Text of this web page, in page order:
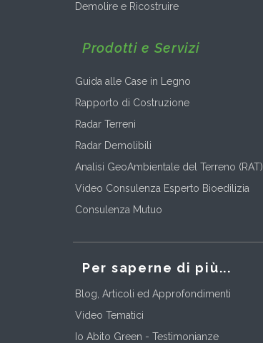
Demolire e Ricostruire
Prodotti e Servizi
Guida alle Case in Legno
Rapporto di Costruzione
Radar Terreni
Radar Demolibili
Analisi GeoAmbientale del Terreno (RAT)
Video Consulenza Esperto Bioedilizia
Consulenza Mutuo
Per saperne di più...
Blog, Articoli ed Approfondimenti
Video Tematici
Io Abito Green - Testimonianze